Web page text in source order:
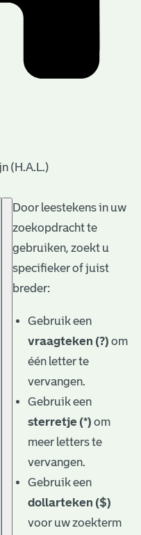
(H.A.L.)
Door leestekens in uw
zoekopdracht te
gebruiken, zoekt u
specifieker of juist
breder:
Gebruik een
vraagteken (?) om
één letter te
vervangen.
Gebruik een
sterretje (*) om
meer letters te
vervangen.
Gebruik een
dollarteken ($)
voor uw zoekterm